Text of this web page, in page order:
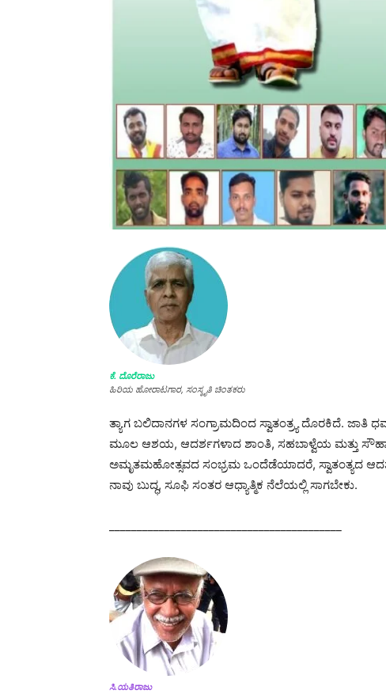
ಕೆ. ದೊರೆರಾಜು
ಹಿರಿಯ ಹೋರಾಟಗಾರ, ಸಂಸ್ಕೃತಿ ಚಿಂತಕರು
ತ್ಯಾಗ ಬಲಿದಾನಗಳ ಸಂಗ್ರಾಮದಿಂದ ಸ್ವಾತಂತ್ರ್ಯ ದೊರಕಿದೆ. ಜಾತಿ
ಮೂಲ ಆಶಯ, ಆದರ್ಶಗಳಾದ ಶಾಂತಿ, ಸಹಬಾಳ್ವೆಯ ಮತ್ತು
ಅಮೃತಮಹೋತ್ಸವದ ಸಂಭ್ರಮ ಒಂದೆಡೆಯಾದರೆ, ಸ್ವಾತಂತ್ಯದ
ನಾವು ಬುದ್ಧ, ಸೂಫಿ ಸಂತರ ಆಧ್ಯಾತ್ಮಿಕ ನೆಲೆಯಲ್ಲಿ ಸಾಗಬೇಕು.
ಸಿ.ಯತಿರಾಜು